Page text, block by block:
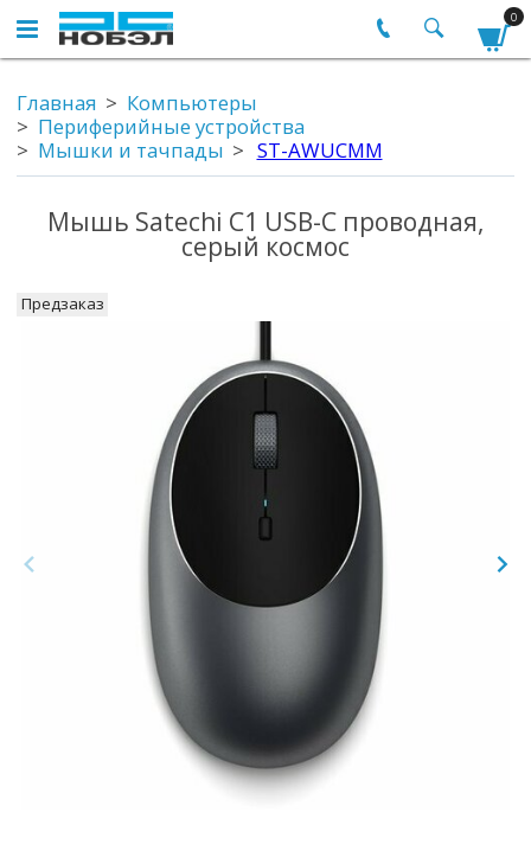
0
Главная
Компьютеры
Периферийные устройства
Мышки и тачпады
ST-AWUCMM
Мышь Satechi C1 USB-C проводная,
серый космос
Предзаказ